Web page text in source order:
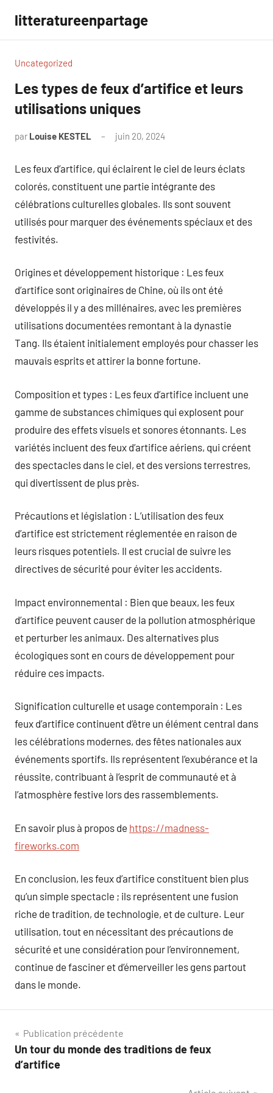
contenu
litteratureenpartage
Uncategorized
Les types de feux d’artifice et leurs
utilisations uniques
par Louise KESTEL juin 20, 2024
Les feux d’artifice, qui éclairent le ciel de leurs éclats
colorés, constituent une partie intégrante des
célébrations culturelles globales. Ils sont souvent
utilisés pour marquer des événements spéciaux et des
festivités.
Origines et développement historique : Les feux
d’artifice sont originaires de Chine, où ils ont été
développés il y a des millénaires, avec les premières
utilisations documentées remontant à la dynastie
Tang. Ils étaient initialement employés pour chasser les
mauvais esprits et attirer la bonne fortune.
Composition et types : Les feux d’artifice incluent une
gamme de substances chimiques qui explosent pour
produire des effets visuels et sonores étonnants. Les
variétés incluent des feux d’artifice aériens, qui créent
des spectacles dans le ciel, et des versions terrestres,
qui divertissent de plus près.
Précautions et législation : L’utilisation des feux
d’artifice est strictement réglementée en raison de
leurs risques potentiels. Il est crucial de suivre les
directives de sécurité pour éviter les accidents.
Impact environnemental : Bien que beaux, les feux
d’artifice peuvent causer de la pollution atmosphérique
et perturber les animaux. Des alternatives plus
écologiques sont en cours de développement pour
réduire ces impacts.
Signification culturelle et usage contemporain : Les
feux d’artifice continuent d’être un élément central dans
les célébrations modernes, des fêtes nationales aux
événements sportifs. Ils représentent l’exubérance et la
réussite, contribuant à l’esprit de communauté et à
l’atmosphère festive lors des rassemblements.
En savoir plus à propos de https://madness-
fireworks.com
En conclusion, les feux d’artifice constituent bien plus
qu’un simple spectacle ; ils représentent une fusion
riche de tradition, de technologie, et de culture. Leur
utilisation, tout en nécessitant des précautions de
sécurité et une considération pour l’environnement,
continue de fasciner et d’émerveiller les gens partout
dans le monde.
Navigation
de
Publication précédente
Un tour du monde des traditions de feux
d’artifice